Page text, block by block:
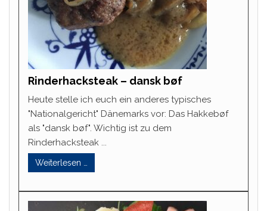
Rinderhacksteak – dansk bøf
Heute stelle ich euch ein anderes typisches
"Nationalgericht" Dänemarks vor: Das Hakkebøf
als "dansk bøf". Wichtig ist zu dem
Rinderhacksteak ...
Weiterlesen …